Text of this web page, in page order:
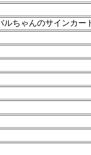
ちゃんのサインカー